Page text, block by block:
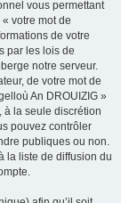
vous permettant
votre mot de
de votre
par les lois de
notre serveur.
de votre mot de
An DROUIZIG »
à la seule discrétion
pouvez contrôler
publiques ou non.
la liste de diffusion du